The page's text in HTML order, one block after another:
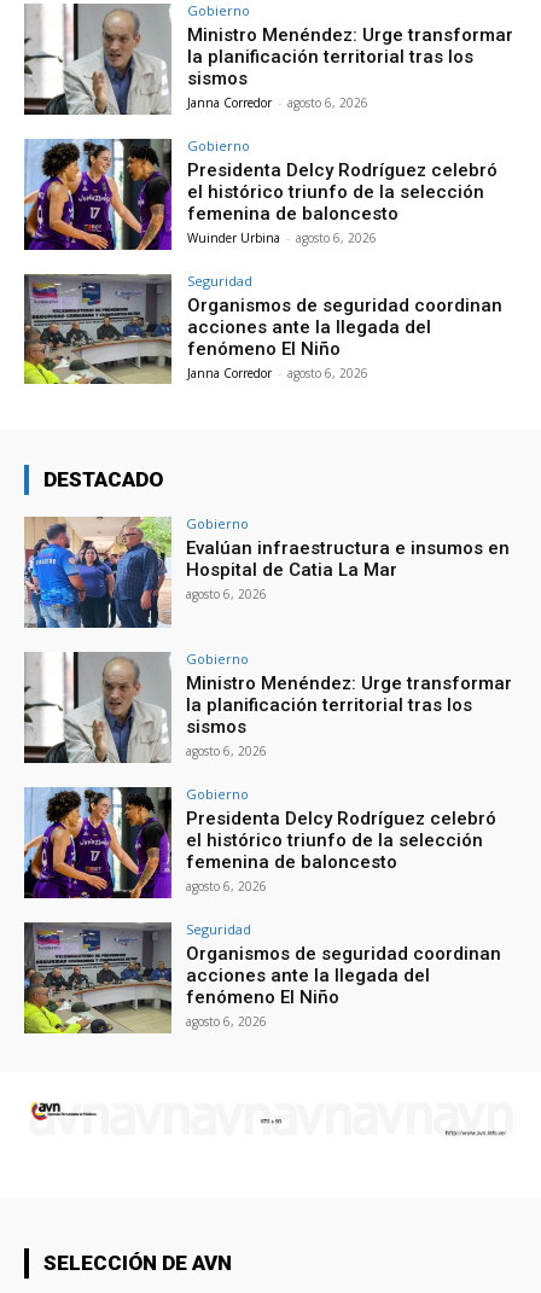
Gobierno
Ministro Menéndez: Urge transformar
la planificación territorial tras los
sismos
Janna Corredor - agosto 6, 2026
Gobierno
Presidenta Delcy Rodríguez celebró
el histórico triunfo de la selección
femenina de baloncesto
Wuinder Urbina - agosto 6, 2026
Seguridad
Organismos de seguridad coordinan
acciones ante la llegada del
fenómeno El Niño
Janna Corredor - agosto 6, 2026
DESTACADO
Gobierno
Evalúan infraestructura e insumos en
Hospital de Catia La Mar
agosto 6, 2026
Gobierno
Ministro Menéndez: Urge transformar
la planificación territorial tras los
sismos
agosto 6, 2026
Gobierno
Presidenta Delcy Rodríguez celebró
el histórico triunfo de la selección
femenina de baloncesto
agosto 6, 2026
Seguridad
Organismos de seguridad coordinan
acciones ante la llegada del
fenómeno El Niño
agosto 6, 2026
SELECCIÓN DE AVN